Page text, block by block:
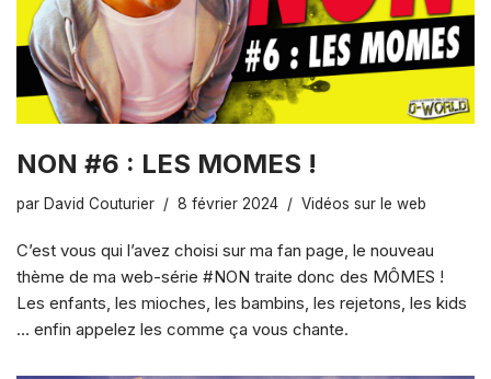
NON #6 : LES MOMES !
par David Couturier 8 février 2024 Vidéos sur le web
C’est vous qui l’avez choisi sur ma fan page, le nouveau
thème de ma web-série #NON traite donc des MÔMES !
Les enfants, les mioches, les bambins, les rejetons, les kids
… enfin appelez les comme ça vous chante.